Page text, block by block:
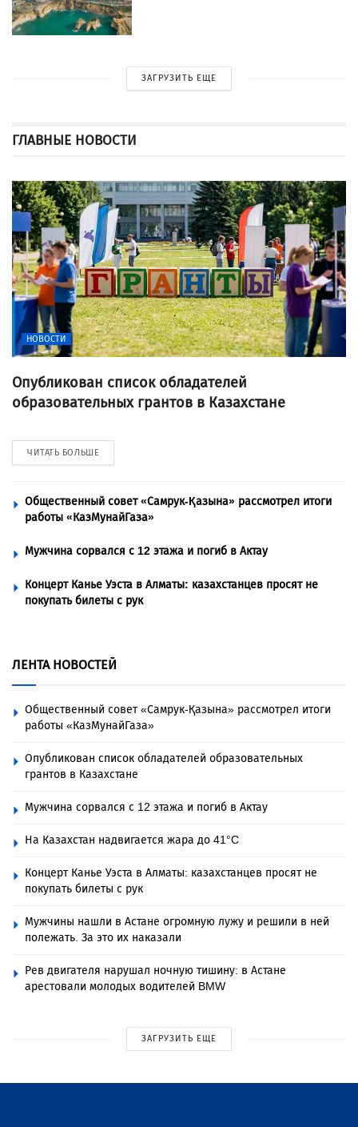
ЗАГРУЗИТЬ ЕЩЕ
ГЛАВНЫЕ НОВОСТИ
НОВОСТИ
Опубликован список обладателей
образовательных грантов в Казахстане
ЧИТАТЬ БОЛЬШЕ
Общественный совет «Самрук-Қазына» рассмотрел итоги
работы «КазМунайГаза»
Мужчина сорвался с 12 этажа и погиб в Актау
Концерт Канье Уэста в Алматы: казахстанцев просят не
покупать билеты с рук
ЛЕНТА НОВОСТЕЙ
Общественный совет «Самрук-Қазына» рассмотрел итоги
работы «КазМунайГаза»
Опубликован список обладателей образовательных
грантов в Казахстане
Мужчина сорвался с 12 этажа и погиб в Актау
На Казахстан надвигается жара до 41°C
Концерт Канье Уэста в Алматы: казахстанцев просят не
покупать билеты с рук
Мужчины нашли в Астане огромную лужу и решили в ней
полежать. За это их наказали
Рев двигателя нарушал ночную тишину: в Астане
арестовали молодых водителей BMW
ЗАГРУЗИТЬ ЕЩЕ